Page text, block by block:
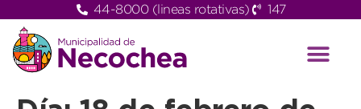
44-8000 (lineas rotativas) 147